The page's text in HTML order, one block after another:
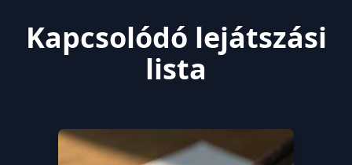
Kapcsolódó lejátszási
lista